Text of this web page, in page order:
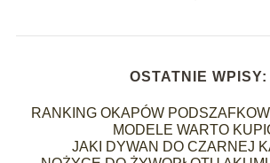
OSTATNIE WPISY:
RANKING OKAPÓW
MODELE WARTO
JAKI DYWAN DO CZARNEJ